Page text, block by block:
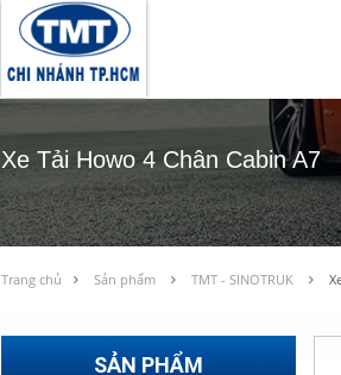
Xe Tải Howo 4 Chân Cabin A7
Trang chủ Sản phẩm TMT - SINOTRUK
SẢN PHẨM